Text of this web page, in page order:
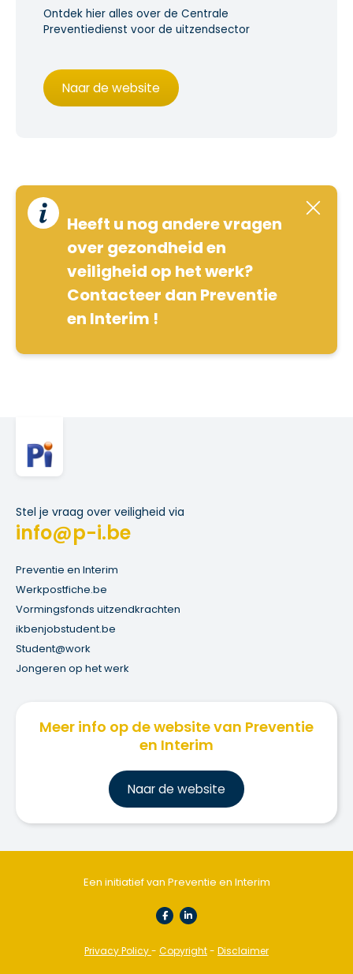
Ontdek hier alles over de Centrale
Preventiedienst voor de uitzendsector
Naar de website
Heeft u nog andere vragen
over gezondheid en
veiligheid op het werk?
Contacteer dan Preventie
en Interim !
Stel je vraag over veiligheid via
info@p-i.be
Preventie en Interim
Werkpostfiche.be
Vormingsfonds uitzendkrachten
ikbenjobstudent.be
Student@work
Jongeren op het werk
Meer info op de website van Preventie
en Interim
Naar de website
Een initiatief van Preventie en Interim
Privacy Policy- Copyright- Disclaimer